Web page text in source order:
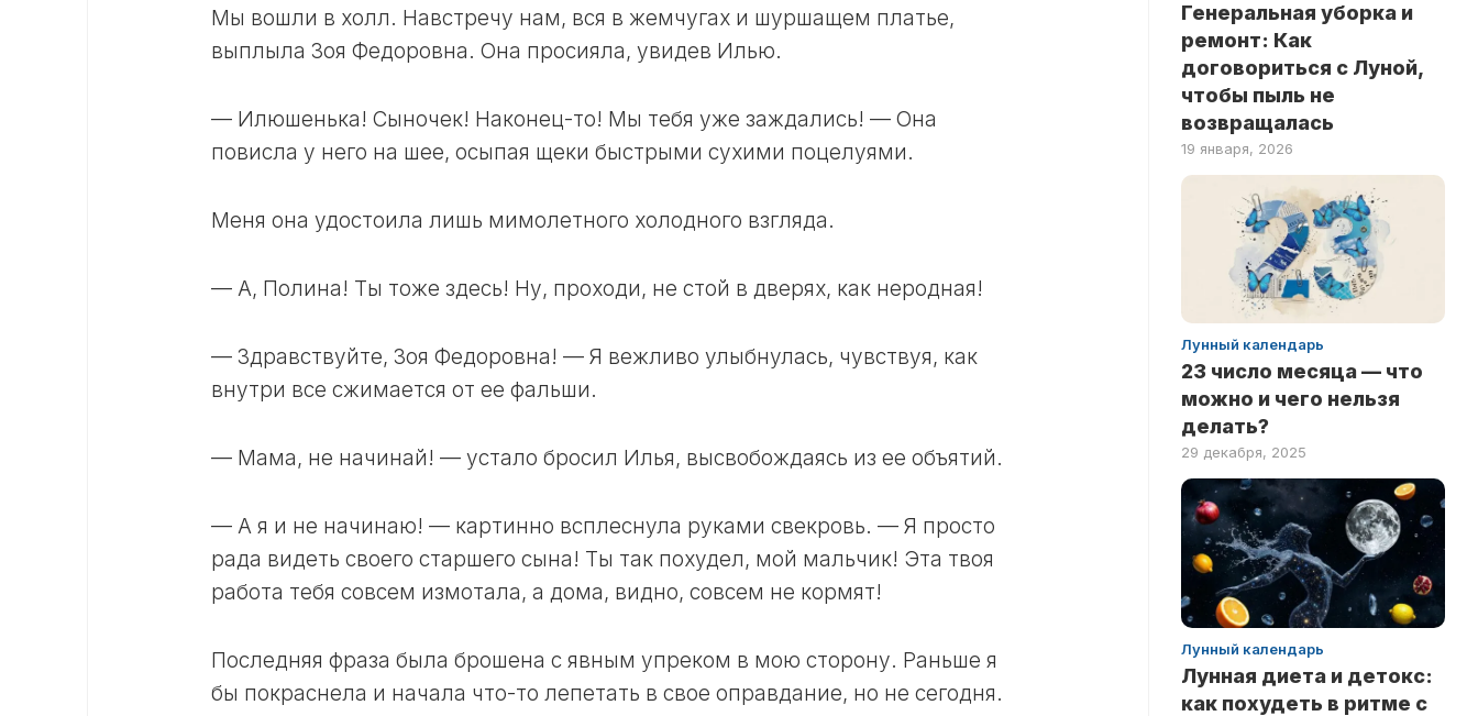
ДЕНЬ
22
23
ЛУННЫЙ
ЛУННЫЙ
25
26
ЛУННЫЙ
27
28
ЛУННЫЙ
ДЕНЬ
30
ЛУННЫЙ
КАЛЕНДАРЬ
СТРИЖЕК
Мы вошли в холл. Навстречу нам, вся в жемчугах и шуршащем платье,
выплыла Зоя Федоровна. Она просияла, увидев Илью.
— Илюшенька! Сыночек! Наконец-то! Мы тебя уже заждались! — Она
повисла у него на шее, осыпая щеки быстрыми сухими поцелуями.
Меня она удостоила лишь мимолетного холодного взгляда.
— А, Полина! Ты тоже здесь! Ну, проходи, не стой в дверях, как неродная!
— Здравствуйте, Зоя Федоровна! — Я вежливо улыбнулась, чувствуя, как
внутри все сжимается от ее фальши.
— Мама, не начинай! — устало бросил Илья, высвобождаясь из ее объятий.
— А я и не начинаю! — картинно всплеснула руками свекровь. — Я просто
рада видеть своего старшего сына! Ты так похудел, мой мальчик! Эта твоя
работа тебя совсем измотала, а дома, видно, совсем не кормят!
Последняя фраза была брошена с явным упреком в мою сторону. Раньше я
бы покраснела и начала что-то лепетать в свое оправдание, но не сегодня.
Генеральная уборка и
ремонт: Как
договориться с Луной,
чтобы пыль не
возвращалась
19 января, 2026
Лунный календарь
23 число месяца — что
можно и чего нельзя
делать?
29 декабря, 2025
Лунный календарь
Лунная диета и детокс:
как похудеть в ритме с